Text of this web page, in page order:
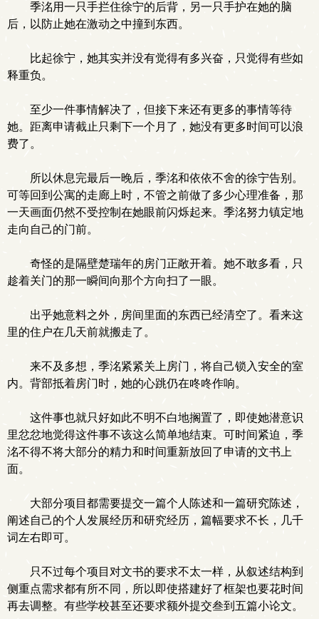
季洺用一只手拦住徐宁的后背，另一只手护在她的脑
后，以防止她在激动之中撞到东西。
比起徐宁，她其实并没有觉得有多兴奋，只觉得有些如
释重负。
至少一件事情解决了，但接下来还有更多的事情等待
她。距离申请截止只剩下一个月了，她没有更多时间可以浪
费了。
所以休息完最后一晚后，季洺和依依不舍的徐宁告别。
可等回到公寓的走廊上时，不管之前做了多少心理准备，那
一天画面仍然不受控制在她眼前闪烁起来。季洺努力镇定地
走向自己的门前。
奇怪的是隔壁楚瑞年的房门正敞开着。她不敢多看，只
趁着关门的那一瞬间向那个方向扫了一眼。
出乎她意料之外，房间里面的东西已经清空了。看来这
里的住户在几天前就搬走了。
来不及多想，季洺紧紧关上房门，将自己锁入安全的室
内。背部抵着房门时，她的心跳仍在咚咚作响。
这件事也就只好如此不明不白地搁置了，即使她潜意识
里忿忿地觉得这件事不该这么简单地结束。可时间紧迫，季
洺不得不将大部分的精力和时间重新放回了申请的文书上
面。
大部分项目都需要提交一篇个人陈述和一篇研究陈述，
阐述自己的个人发展经历和研究经历，篇幅要求不长，几千
词左右即可。
只不过每个项目对文书的要求不太一样，从叙述结构到
侧重点需求都有所不同，所以即使搭建好了框架也要花时间
再去调整。有些学校甚至还要求额外提交叁到五篇小论文。